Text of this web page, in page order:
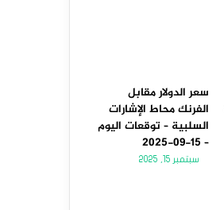
سعر الدولار مقابل
الفرنك محاط الإشارات
السلبية – توقعات اليوم
– 15-09-2025
سبتمبر 15, 2025